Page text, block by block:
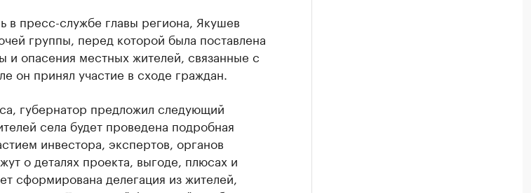
в пресс-службе главы региона, Якушев
группы, перед которой была поставлена
и опасения местных жителей, связанные с
он принял участие в сходе граждан.
губернатор предложил следующий
села будет проведена подробная
инвестора, экспертов, органов
о деталях проекта, выгоде, плюсах и
сформирована делегация из жителей,